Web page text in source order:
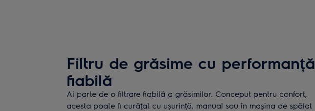
Filtru de grăsime cu performanță
fiabilă
Ai parte de o filtrare fiabilă a grăsimilor. Conceput pentru confort,
acesta poate fi curățat cu ușurință, manual sau în mașina de spălat